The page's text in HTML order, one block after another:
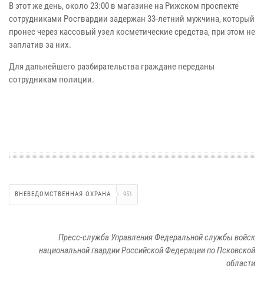
В этот же день, около 23:00 в магазине на Рижском проспекте
сотрудниками Росгвардии задержан 33-летний мужчина, который
пронес через кассовый узел косметические средства, при этом не
заплатив за них.
Для дальнейшего разбирательства граждане переданы
сотрудникам полиции.
ВНЕВЕДОМСТВЕННАЯ ОХРАНА 951
Пресс-служба Управления Федеральной службы войск
национальной гвардии Российской Федерации по Псковской
области